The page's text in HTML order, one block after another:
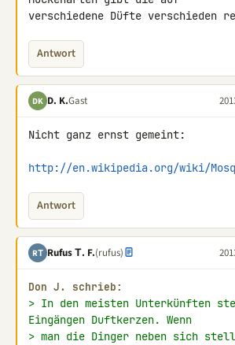
verschiedene Düfte verschieden
Antwort
DK D. K.Gast
Nicht ganz ernst gemeint:
http://en.wikipedia.org/wiki/
Antwort
RΤ Rufus Τ. F.(rufus)
Don J. schrieb:
> In den meisten Unterkünften
Eingängen Duftkerzen. Wenn
> man die Dinger neben sich